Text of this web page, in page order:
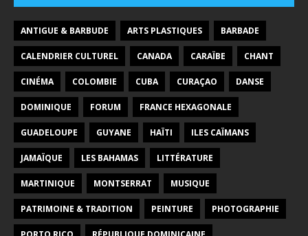
ANTIGUE & BARBUDE ARTS PLASTIQUES BARBADE
CALENDRIER CULTUREL CANADA CARAÏBE CHANT
CINÉMA COLOMBIE CUBA CURAÇAO DANSE
DOMINIQUE FORUM FRANCE HEXAGONALE
GUADELOUPE GUYANE HAÏTI ILES CAÏMANS
JAMAÏQUE LES BAHAMAS LITTÉRATURE
MARTINIQUE MONTSERRAT MUSIQUE
PATRIMOINE & TRADITION PEINTURE PHOTOGRAPHIE